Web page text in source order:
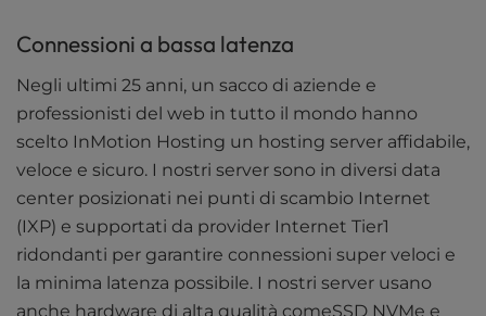
Connessioni a bassa latenza
Negli ultimi 25 anni, un sacco di aziende e
professionisti del web in tutto il mondo hanno
scelto InMotion Hosting un hosting server affidabile,
veloce e sicuro. I nostri server sono in diversi data
center posizionati nei punti di scambio Internet
(IXP) e supportati da provider Internet Tier1
ridondanti per garantire connessioni super veloci e
la minima latenza possibile. I nostri server usano
anche hardware di alta qualità comeSSD NVMe e